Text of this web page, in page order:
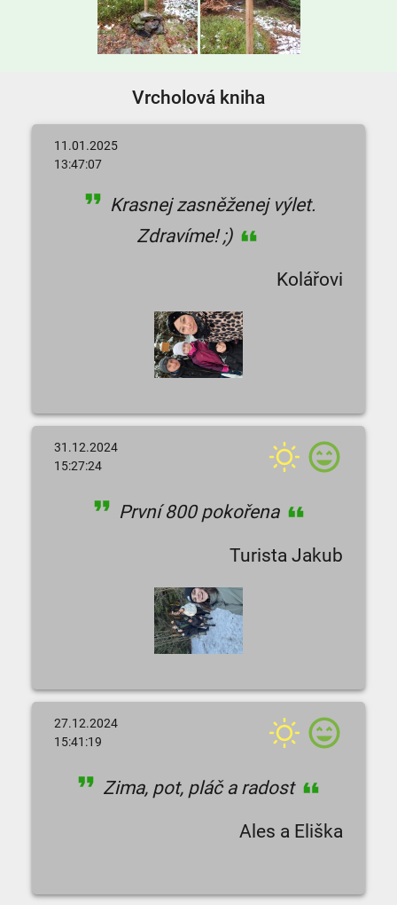
Vrcholová kniha
11.01.2025
13:47:07
Krasnej zasněženej výlet.
Zdravíme! ;)
Kolářovi
31.12.2024
15:27:24
První 800 pokořena
Turista Jakub
27.12.2024
15:41:19
Zima, pot, pláč a radost
Ales a Eliška